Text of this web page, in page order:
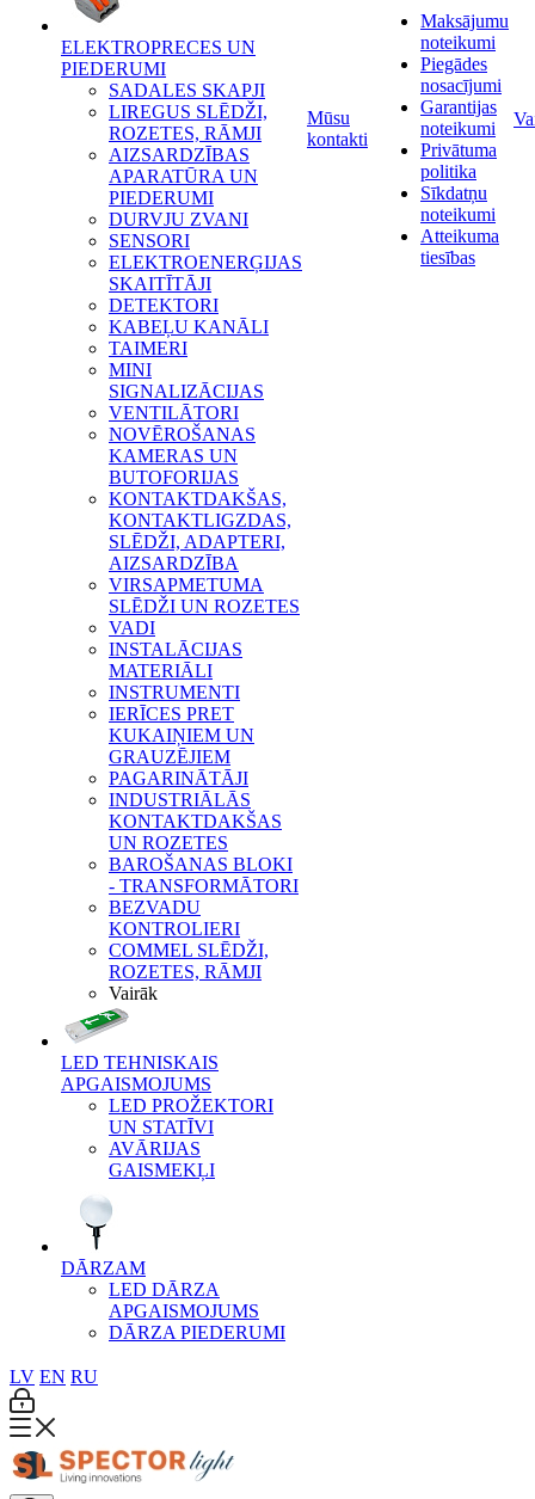
ELEKTROPRECES UN
PIEDERUMI
SADALES SKAPJI
LIREGUS SLĒDŽI,
ROZETES, RĀMJI
AIZSARDZĪBAS
APARATŪRA UN
PIEDERUMI
DURVJU ZVANI
SENSORI
ELEKTROENERĢIJAS
SKAITĪTĀJI
DETEKTORI
KABEĻU KANĀLI
TAIMERI
MINI
SIGNALIZĀCIJAS
VENTILĀTORI
NOVĒROŠANAS
KAMERAS UN
BUTOFORIJAS
KONTAKTDAKŠAS,
KONTAKTLIGZDAS,
SLĒDŽI, ADAPTERI,
AIZSARDZĪBA
VIRSAPMETUMA
SLĒDŽI UN ROZETES
VADI
INSTALĀCIJAS
MATERIĀLI
INSTRUMENTI
IERĪCES PRET
KUKAIŅIEM UN
GRAUZĒJIEM
PAGARINĀTĀJI
INDUSTRIĀLĀS
KONTAKTDAKŠAS
UN ROZETES
BAROŠANAS BLOKI
- TRANSFORMĀTORI
BEZVADU
KONTROLIERI
COMMEL SLĒDŽI,
ROZETES, RĀMJI
Vairāk
LED TEHNISKAIS
APGAISMOJUMS
LED PROŽEKTORI
UN STATĪVI
AVĀRIJAS
GAISMEKĻI
DĀRZAM
LED DĀRZA
APGAISMOJUMS
DĀRZA PIEDERUMI
Mūsu
kontakti
Maksājumu
noteikumi
Piegādes
nosacījumi
Garantijas
noteikumi
Privātuma
politika
Sīkdatņu
noteikumi
Atteikuma
tiesības
LV EN RU